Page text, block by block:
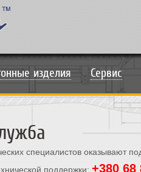
изделия Сервис
специалистов оказывают
поддержки: +380 68